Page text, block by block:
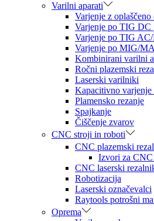
Varilni aparati
Varjenje z oplaščeno
Varjenje po TIG DC
Varjenje po TIG
Varjenje po MIG/
Kombinirani varilni
Ročni plazemski
Laserski varilniki
Kapacitivno varjenje
Plamensko rezanje
Spajkanje
Čiščenje zvarov
CNC stroji in roboti
CNC plazemski
Izvori za CNC
CNC laserski
Robotizacija
Laserski označevalci
Raytools potrošni
Oprema